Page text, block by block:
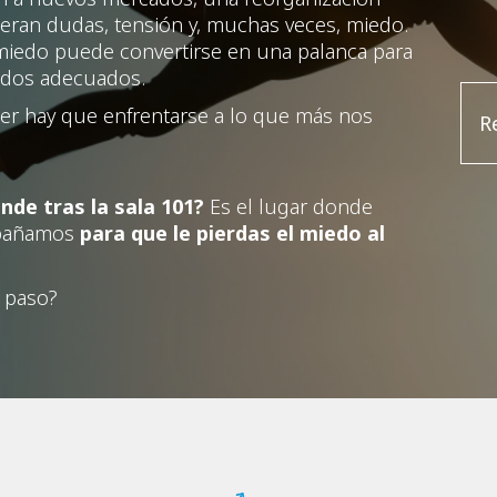
dudas, tensión y, muchas veces, miedo.
puede convertirse en una palanca para
adecuados.
hay que enfrentarse a lo que más nos
tras la sala 101? Es el lugar donde
para que le pierdas el miedo al